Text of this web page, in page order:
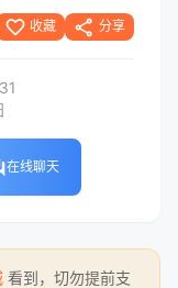
favorite_border 收藏 share 分享
在线聊天
看到，切勿提前支